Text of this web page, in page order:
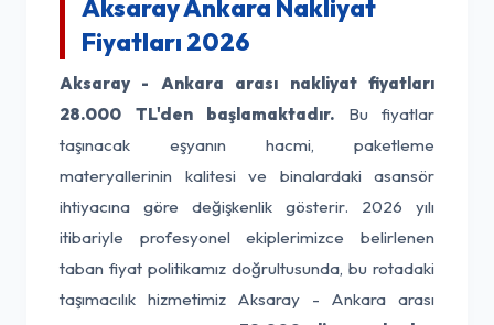
Aksaray Ankara Nakliyat
Fiyatları 2026
Aksaray - Ankara arası nakliyat fiyatları
28.000 TL'den başlamaktadır. Bu fiyatlar
taşınacak eşyanın hacmi, paketleme
materyallerinin kalitesi ve binalardaki asansör
ihtiyacına göre değişkenlik gösterir. 2026 yılı
itibariyle profesyonel ekiplerimizce belirlenen
taban fiyat politikamız doğrultusunda, bu rotadaki
taşımacılık hizmetimiz Aksaray - Ankara arası